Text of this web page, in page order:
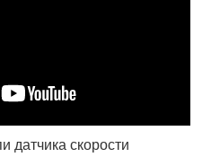
скорости